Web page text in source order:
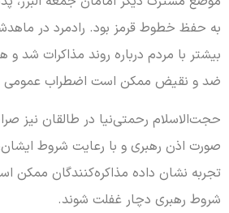
به حفظ خطوط قرمز بود. رادمرد در
بیشتر با مردم درباره روند مذاکرات شد
ضد و نقیض ممکن است اضطراب عمومی
حجت‌الاسلام رحمتی‌نیا در طالقان نیز
صورت اذن رهبری و با رعایت شروط
تجربه نشان داده مذاکره‌کنندگان ممکن
شروط رهبری دچار غفلت شوند.